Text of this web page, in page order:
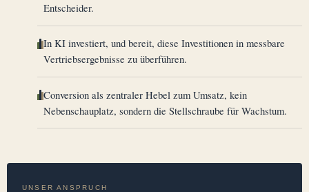
Entscheider.
In KI investiert, und bereit, diese Investitionen in messbare
Vertriebsergebnisse zu überführen.
Conversion als zentraler Hebel zum Umsatz, kein
Nebenschauplatz, sondern die Stellschraube für Wachstum.
UNSER ANSPRUCH